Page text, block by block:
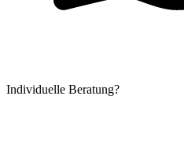
Individuelle Beratung?